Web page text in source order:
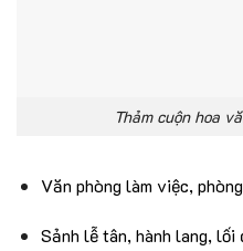
Thảm cuộn hoa
Văn phòng làm việc,
Sảnh lễ tân, hành lang, lối